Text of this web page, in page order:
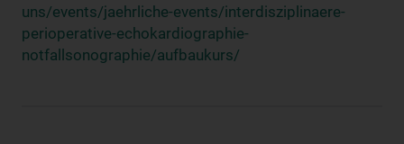
uns/events/jaehrliche-events/interdisziplinaere-
perioperative-echokardiographie-
notfallsonographie/aufbaukurs/